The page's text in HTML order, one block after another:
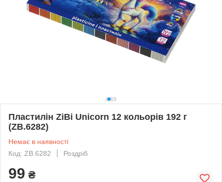
Пластилін ZiBi Unicorn 12 кольорів 192 г
(ZB.6282)
Немає в наявності
Код: ZB.6282
Роздріб
99 ₴